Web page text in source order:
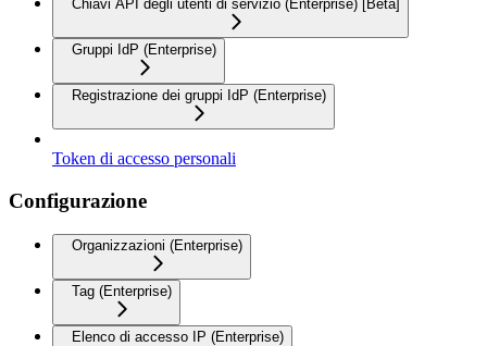
Chiavi API degli utenti di servizio (Enterprise) [Beta]
Gruppi IdP (Enterprise)
Registrazione dei gruppi IdP (Enterprise)
Token di accesso personali
Configurazione
Organizzazioni (Enterprise)
Tag (Enterprise)
Elenco di accesso IP (Enterprise)